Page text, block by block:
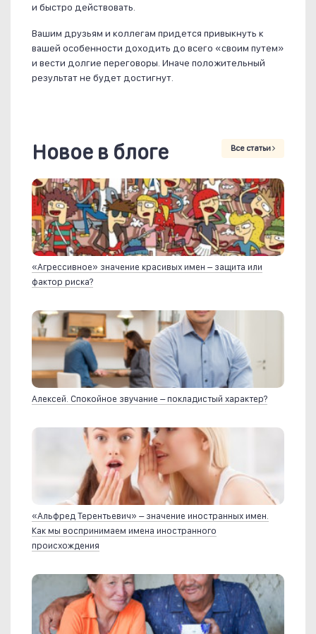
и быстро действовать.
Вашим друзьям и коллегам придется привыкнуть к
вашей особенности доходить до всего «своим путем»
и вести долгие переговоры. Иначе положительный
результат не будет достигнут.
Новое в блоге Все статьи
«Агрессивное» значение красивых имен – защита или
фактор риска?
Алексей. Спокойное звучание – покладистый характер?
«Альфред Терентьевич» – значение иностранных имен.
Как мы воспринимаем имена иностранного
происхождения